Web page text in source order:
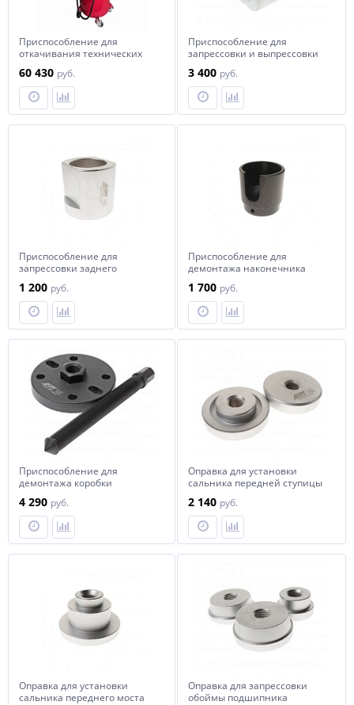
Приспособление для
откачивания технических
80л JTC
60 430 руб.
Приспособление для
запрессовки и выпрессовки
подвески (ISUZU RT50) JTC
3 400 руб.
Приспособление для
запрессовки заднего
1 200 руб.
Приспособление для
демонтажа наконечника
1 700 руб.
Приспособление для
демонтажа коробки
JTC
4 290 руб.
Оправка для установки
сальника передней ступицы
2 140 руб.
Оправка для установки
сальника переднего моста
Оправка для запрессовки
обоймы подшипника